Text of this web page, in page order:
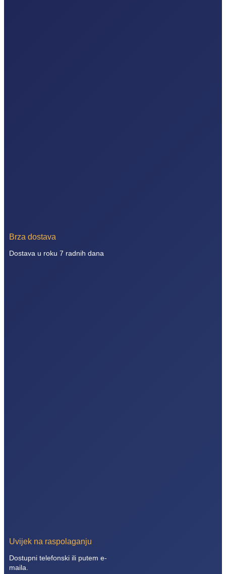
Brza dostava
Dostava u roku 7 radnih dana
Uvijek na raspolaganju
Dostupni telefonski ili putem e-
maila.